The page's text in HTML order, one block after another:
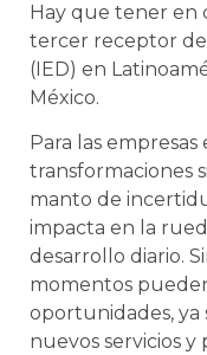
Hay que tener en
tercer receptor
(IED) en
México.
Para las
transformaciones
manto de
impacta en la
desarrollo diario.
momentos
oportunidades, ya
nuevos servicios